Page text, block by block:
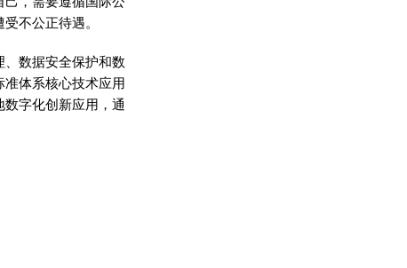
不公正待遇。
数据安全保护和数
体系核心技术应用
字化创新应用，通